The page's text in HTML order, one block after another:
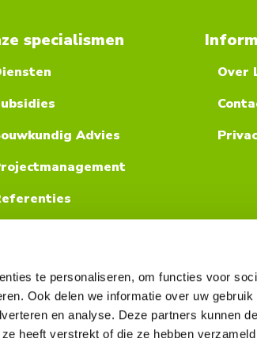
te personaliseren, om functies voor
Ook delen we informatie over uw gebruik
en analyse. Deze partners kunnen
heeft verstrekt of die ze hebben
specialismen
Advies
Over